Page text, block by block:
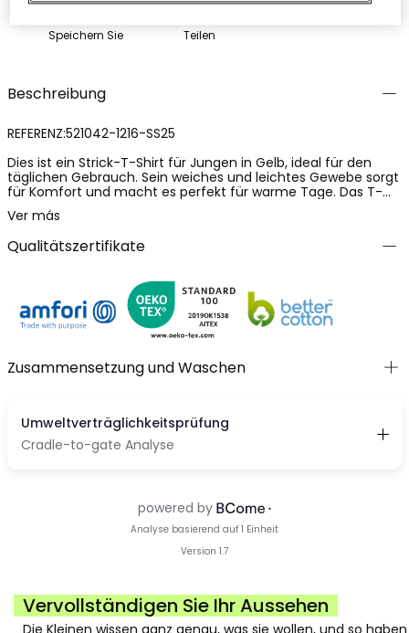
Speichern Sie Teilen
Beschreibung
REFERENZ:521042-1216-SS25
Dies ist ein Strick-T-Shirt für Jungen in Gelb, ideal für den
täglichen Gebrauch. Sein weiches und leichtes Gewebe sorgt
für Komfort und macht es perfekt für warme Tage. Das T-
Shirt hat ein Design mit einem Text, der mit Musikfestivals in
Verbindung steht, was einen lustigen und modernen Touch
hinzufügt. Es ist für Kinder von 4 bis 16 Jahren erhältlich. Dank
seines vielseitigen Stils lässt es sich mit Shorts oder Jeans
Anlass, sei es ein Tag im Park oder eine Party mit Freunden.
Ver más
Qualitätszertifikate
Zusammensetzung und Waschen
Vervollständigen Sie Ihr Aussehen